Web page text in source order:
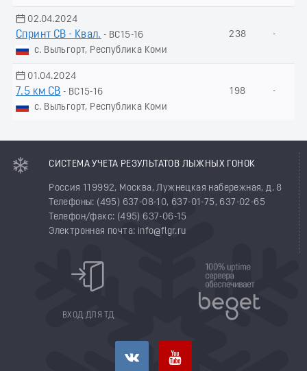
02.04.2024
Спринт СВ - Квал. - ВС15-16
с. Выльгорт, Республика Коми
238 -
01.04.2024
7.5 км СВ - ВС15-16
с. Выльгорт, Республика Коми
198 -
СИСТЕМА УЧЕТА РЕЗУЛЬТАТОВ ЛЫЖНЫХ ГОНОК
Россия 119992, Москва, Лужнецкая набережная, д. 8
Телефоны: (495) 637-08-10, 637-01-75, 637-02-65
Телефон/факс: (495) 637-06-15
Электронная почта: info@flgr.ru
ВХОД ДЛЯ ТД